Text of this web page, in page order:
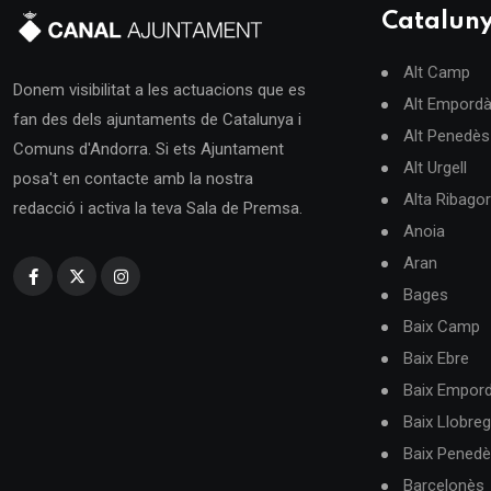
Donem visibilitat a les actuacions que es
fan des dels ajuntaments de Catalunya i
Comuns d'Andorra. Si ets Ajuntament
posa't en contacte amb la nostra
redacció i activa la teva Sala de Premsa.
Alt Camp
Alt Empordà
Alt Penedès
Alt Urgell
Alta
Anoia
Aran
Bages
Baix Camp
Baix Ebre
Baix
Baix
Baix
Barcelonès